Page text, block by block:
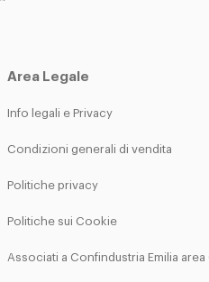
Area Legale
Info legali e Privacy
Condizioni generali di vendita
Politiche privacy
Politiche sui Cookie
Associati a Confindustria Emilia